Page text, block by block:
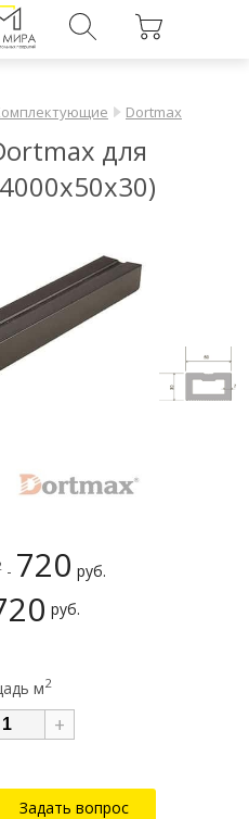
Dortmax
для
- 720 руб.
руб.
м2
+
Задать вопрос